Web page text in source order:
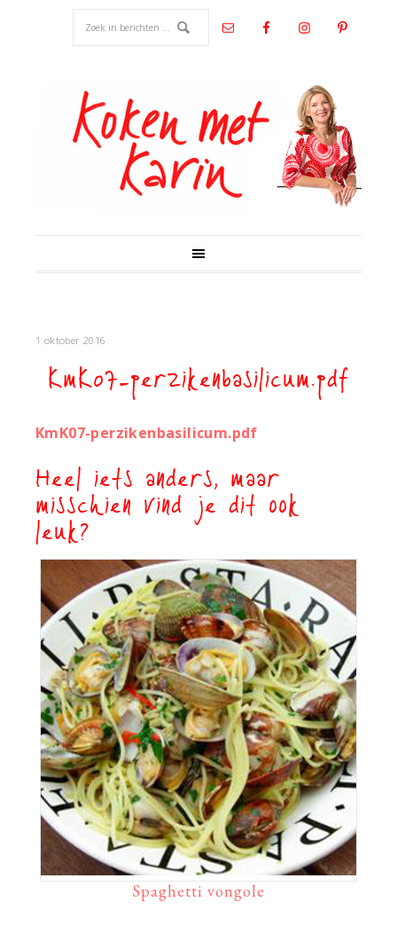
1 oktober 2016
KmK07-perzikenbasilicum.pdf
KmK07-perzikenbasilicum.pdf
Heel iets anders, maar
misschien vind je dit ook
leuk?
Spaghetti vongole